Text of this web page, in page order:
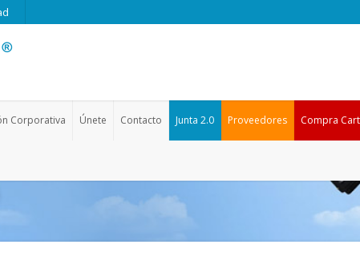
Corporativa Únete Contacto Junta 2.0 Proveedores Compra